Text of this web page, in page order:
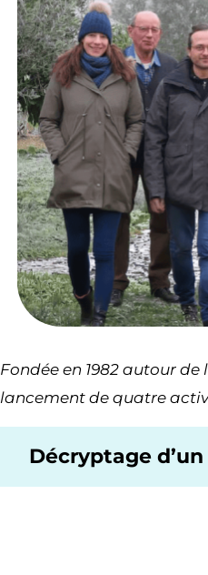
Fondée en 1982 autour
lancement de quatre
Décryptage